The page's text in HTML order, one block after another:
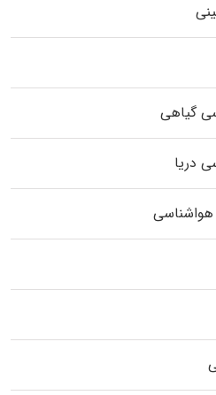
گیاهی
دریا
هواشناسی